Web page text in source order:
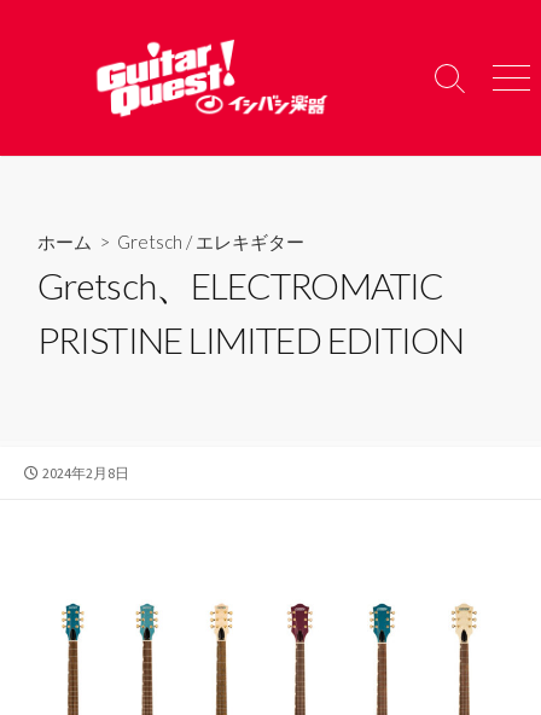
へ
検
り
メ
ー
ホーム > Gretsch /エレキギター
Gretsch、ELECTROMATIC
PRISTINE LIMITED EDITION
公
2024年2月8日